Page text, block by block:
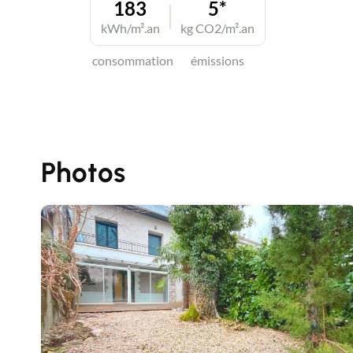
consommation
183
kWh/m².an
émissions
5*
kg CO2/m².an
Photos